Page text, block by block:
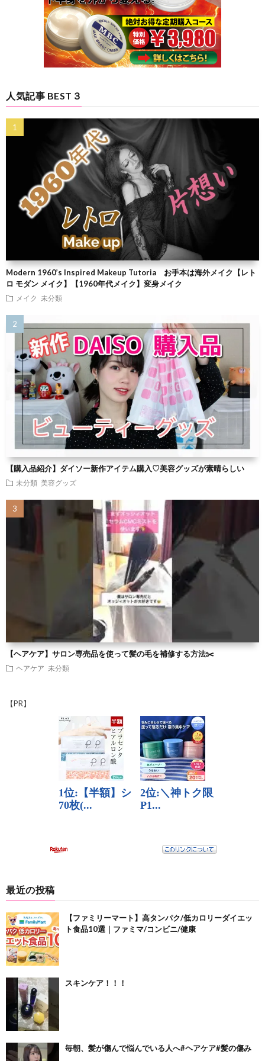
人気記事 BEST３
Modern 1960’s Inspired Makeup Tutoria お手本は海外メイク【レト
ロ モダン メイク】【1960年代メイク】変身メイク
メイク 未分類
【購入品紹介】ダイソー新作アイテム購入♡美容グッズが素晴らしい
未分類 美容グッズ
【ヘアケア】サロン専売品を使って髪の毛を補修する方法✂️
ヘアケア 未分類
【PR】
最近の投稿
【ファミリーマート】高タンパク/低カロリーダイエッ
ト食品10選｜ファミマ/コンビニ/健康
スキンケア！！！
毎朝、髪が傷んで悩んでいる人へ#ヘアケア#髪の傷み